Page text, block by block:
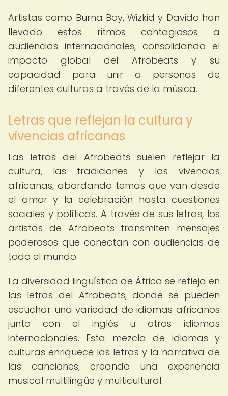
Artistas como Burna Boy, Wizkid y Davido han
llevado estos ritmos contagiosos a
audiencias internacionales, consolidando el
impacto global del Afrobeats y su
capacidad para unir a personas de
diferentes culturas a través de la música.
Letras que reflejan la cultura y
vivencias africanas
Las letras del Afrobeats suelen reflejar la
cultura, las tradiciones y las vivencias
africanas, abordando temas que van desde
el amor y la celebración hasta cuestiones
sociales y políticas. A través de sus letras, los
artistas de Afrobeats transmiten mensajes
poderosos que conectan con audiencias de
todo el mundo.
La diversidad lingüística de África se refleja en
las letras del Afrobeats, donde se pueden
escuchar una variedad de idiomas africanos
junto con el inglés u otros idiomas
internacionales. Esta mezcla de idiomas y
culturas enriquece las letras y la narrativa de
las canciones, creando una experiencia
musical multilingüe y multicultural.